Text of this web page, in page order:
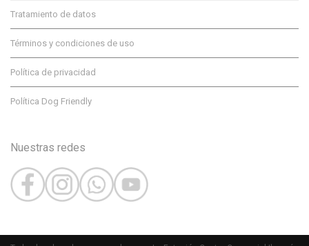
Tratamiento de datos
Términos y condiciones de uso
Política de privacidad
Política Dog Friendly
Nuestras redes